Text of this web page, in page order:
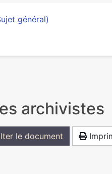
général)
archivistes
le document